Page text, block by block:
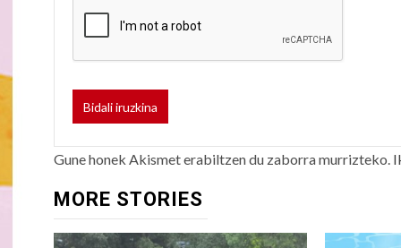
Gune honek Akismet erabiltzen du zaborra murrizteko.
MORE STORIES